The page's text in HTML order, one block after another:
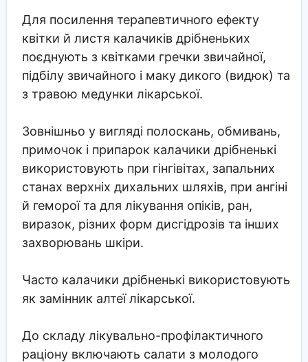
Для посилення терапевтичного ефекту
квітки й листя калачиків дрібненьких
поєднують з квітками гречки звичайної,
підбілу звичайного і маку дикого (видюк) та
з травою медунки лікарської.
Зовнішньо у вигляді полоскань, обмивань,
примочок і припарок калачики дрібненькі
використовують при гінгівітах, запальних
станах верхніх дихальних шляхів, при ангіні
й геморої та для лікування опіків, ран,
виразок, різних форм дисгідрозів та інших
захворювань шкіри.
Часто калачики дрібненькі використовують
як замінник алтеї лікарської.
До складу лікувально-профілактичного
раціону включають салати з молодого